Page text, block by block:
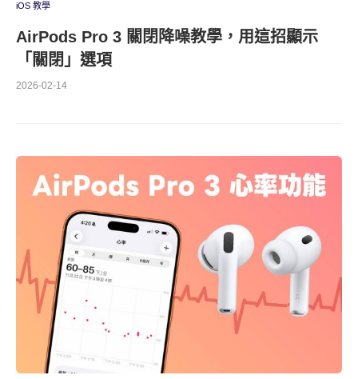
iOS 教學
AirPods Pro 3 關閉降噪教學，用這招顯示
「關閉」選項
2026-02-14